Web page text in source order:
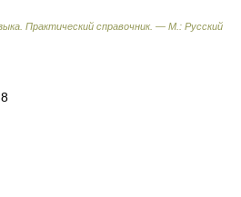
Практический справочник. — М.: Русский